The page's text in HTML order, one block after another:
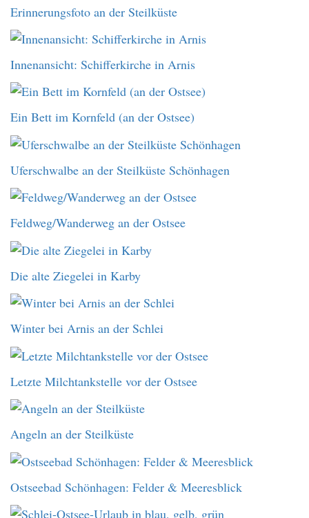
Erinnerungsfoto an der Steilküste
Innenansicht: Schifferkirche in Arnis
Ein Bett im Kornfeld (an der Ostsee)
Uferschwalbe an der Steilküste Schönhagen
Feldweg/Wanderweg an der Ostsee
Die alte Ziegelei in Karby
Winter bei Arnis an der Schlei
Letzte Milchtankstelle vor der Ostsee
Angeln an der Steilküste
Ostseebad Schönhagen: Felder & Meeresblick